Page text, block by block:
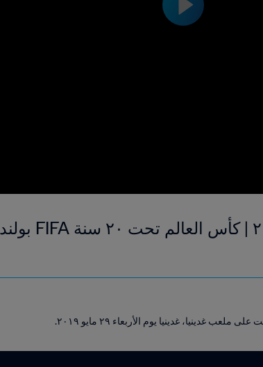
غدينيا، غدينيا يوم الأربعاء ٢٩ مايو ٢٠١٩.